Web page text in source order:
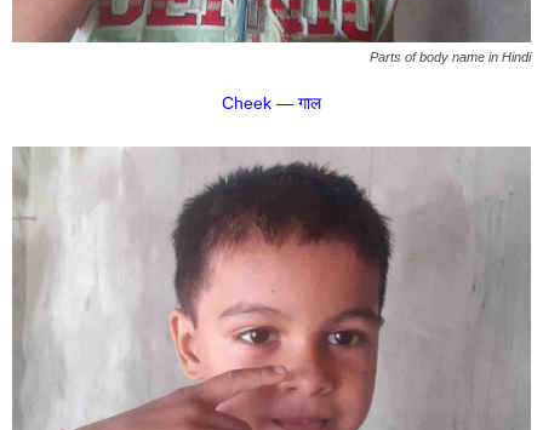
Parts of body name in Hindi
Cheek — गाल